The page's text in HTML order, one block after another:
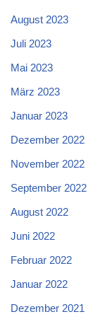
August 2023
Juli 2023
Mai 2023
März 2023
Januar 2023
Dezember 2022
November 2022
September 2022
August 2022
Juni 2022
Februar 2022
Januar 2022
Dezember 2021